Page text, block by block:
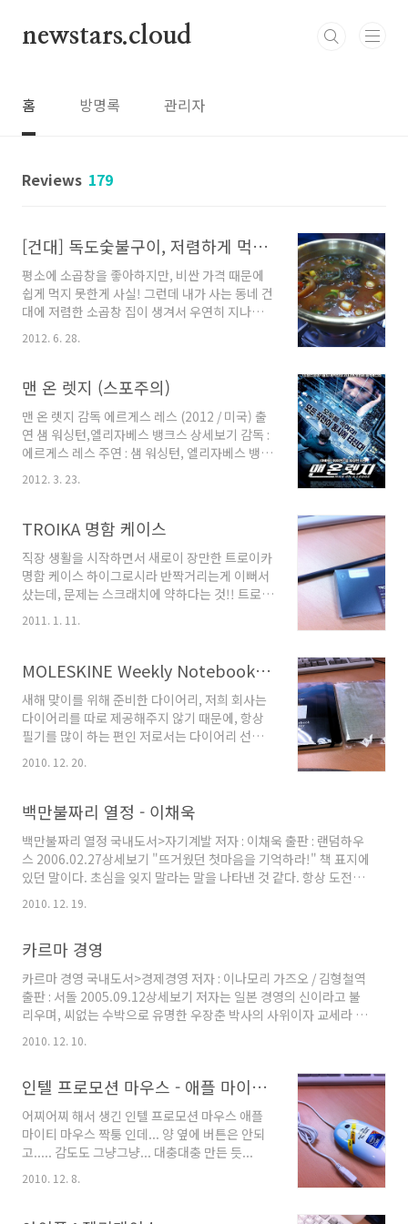
newstars.cloud
홈 방명록 관리자
Reviews 179
[건대] 독도숯불구이, 저렴하게 먹을 수 있는 한우 소곱창 구이 (18.1. 폐업한듯)
평소에 소곱창을 좋아하지만, 비싼 가격 때문에
쉽게 먹지 못한게 사실! 그런데 내가 사는 동네 건
대에 저렴한 소곱창 집이 생겨서 우연히 지나가
다가 들렀는데 생각보다 괜찮음!! 정보 공유차원
에서 포스팅을 하지만 먹느라 정신 없어서.ㅎㅎ
걸어서 대략 5~10분 백제웨딩홀 옆으로 뚝섬 유
보면 참 착하다. 얼마전에 갔더니 12천으로 가격
이 올랐더라구요! (2012년 12월 21일) 참고하시
고 가세요!! 이건 서비스로 나오는 선지해장국.
이모님이 선지 엄청 리필해주셨음요.ㅎㅎ 요거슨
간. 다른 곳은 염통을 주던데, 여긴 간..
2012. 6. 28.
맨 온 렛지 (스포주의)
맨 온 렛지 감독 에르게스 레스 (2012 / 미국) 출
연 샘 워싱턴,엘리자베스 뱅크스 상세보기 감독 :
에르게스 레스 주연 : 샘 워싱턴, 엘리자베스 뱅크
스, 제이미 벨, 제네시스 로드리게즈, 에드 해리스
등급 : 15세 관람가 친구가 영화 관람권이 생겨서
게 된 영화. 원래 이 영화를 보려고 한 것은 아니
다.ㅎㅎ 영화 본지는 한참 됐는데, 이제서야 쓰는
구나 ㅡㅡ [맨 온 렛지]는 뉴욕 한복판 록펠러 센
터 근처의 호텔에서 일어나는 이야기이다. 어느
남자가 호텔에 체크인 하고 아침부터 거한 만찬
킨다. 실제로 자살을..
2012. 3. 23.
TROIKA 명함 케이스
직장 생활을 시작하면서 새로이 장만한 트로이카
명함 케이스 하이그로시라 반짝거리는게 이뻐서
샀는데, 문제는 스크래치에 약하다는 것!! 트로이
카에서 연필도 하나 주었다. 재밌는 것은 오른쪽
위에 화살표를 보면 > 가 있는데 > 은 주는 명함
2011. 1. 11.
MOLESKINE Weekly Notebook Diary Planner
새해 맞이를 위해 준비한 다이어리, 저희 회사는
다이어리를 따로 제공해주지 않기 때문에, 항상
필기를 많이 하는 편인 저로서는 다이어리 선택
해야하고, 필기할 수 있는 공간도 있어야하고, 가
랭클린 플래너를 사용하다가 지인의 추천을 받고
새롭게 구매해본 몰스킨 위클리 노트북 다이어리
플래너 입니다. (아 이름 길다....) 하드커버는 가
지고 다니기 불편하다고 그래서 소프트커버로 구
매를 했습니다. 오른쪽에 있는 것은 처음엔 다이
어리 겉 표지인줄 알았으나.... 뜯어보니 필통이
2010. 12. 20.
백만불짜리 열정 - 이채욱
백만불짜리 열정 국내도서>자기계발 저자 : 이채욱 출판 : 랜덤하우
스 2006.02.27상세보기 "뜨거웠던 첫마음을 기억하라!" 책 표지에
있던 말이다. 초심을 잊지 말라는 말을 나타낸 것 같다. 항상 도전을
단어에 이끌렸다. 학교 생활을 마치고, 이제 사회생활을 처음 시작
라고 생각되었다. GE코리아 회장 출신이자 현재 인천국제공항공사
성공을 하기 위한 과정과 그 결실과 노력이 잘 나타나 있는 듯했다.
난 이책을 읽으면서 사회 생활을 오래한 선배가 후배를 위한 조언,
충고라고 느껴졌다. 누구나 사회에 첫 걸음을 내딛..
2010. 12. 19.
카르마 경영
카르마 경영 국내도서>경제경영 저자 : 이나모리 가즈오 / 김형철역
출판 : 서돌 2005.09.12상세보기 저자는 일본 경영의 신이라고 불
리우며, 씨없는 수박으로 유명한 우장춘 박사의 사위이자 교세라 그
목을 봤을 땐, 경영학에 관한 이야기를 쓴 책으로 알고 딱딱한 내용
생, 마인드 컨트롤에 관한 내용이었다. 아무래도 저자가 불가에 입
문했기에, 크리스찬인 나로서는 불교에 관한 내용이 쉽게 와닿진 않
았다. 아마 그래서 카르마(업, 업보)이라는 제목도 불교의 교리에서
나온 것이 아닌가 하는 추측도 해보았다. 인간은 누구나 전생에 대
한 업보가 있고 그렇기에 반성을 해야하고 영혼을 닦는..
2010. 12. 10.
인텔 프로모션 마우스 - 애플 마이티 마우스 짝퉁?
어찌어찌 해서 생긴 인텔 프로모션 마우스 애플
마이티 마우스 짝퉁 인데... 양 옆에 버튼은 안되
고..... 감도도 그냥그냥... 대충대충 만든 듯...
2010. 12. 8.